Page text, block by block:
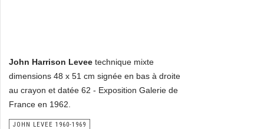
John Harrison Levee technique mixte
dimensions 48 x 51 cm signée en bas à droite
au crayon et datée 62 - Exposition Galerie de
France en 1962.
JOHN LEVEE 1960-1969